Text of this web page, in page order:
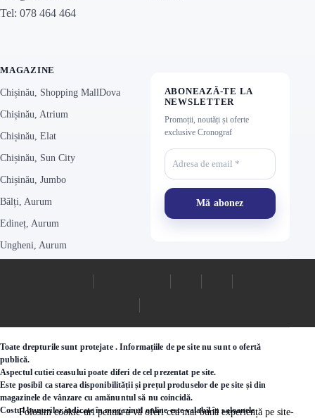
Folosim cookie-uri pentru a vă oferi cea mai bună experiență pe site-
Tel: 078 464 464
MAGAZINE
Chișinău, Shopping MallDova
Chișinău, Atrium
Chișinău, Elat
Chișinău, Sun City
Chișinău, Jumbo
Bălți, Aurum
Edineț, Aurum
Ungheni, Aurum
ABONEAZĂ-TE LA
NEWSLETTER
Promoții, noutăți și oferte
exclusive Cronograf
Toate drepturile sunt protejate . Informațiile de pe site nu sunt o ofertă
publică.
Aspectul cutiei ceasului poate diferi de cel prezentat pe site.
Este posibil ca starea disponibilității și prețul produselor de pe site și din
magazinele de vânzare cu amănuntul să nu coincidă.
Costul bunurilor indicate în magazinul online este valabil în saloanele